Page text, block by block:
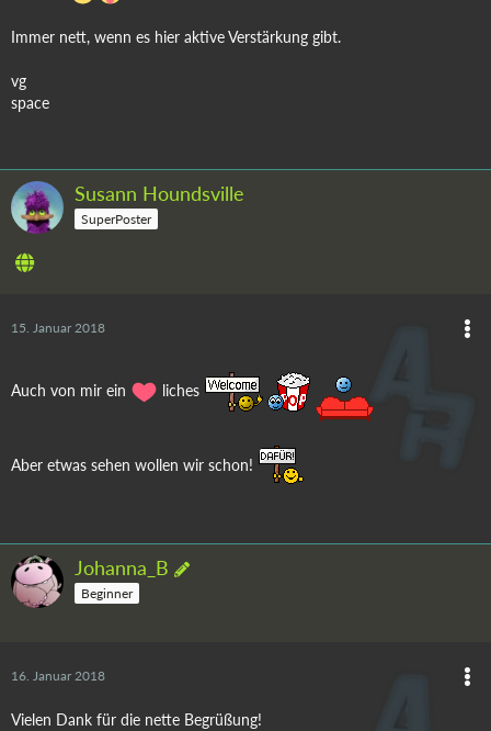
Immer nett, wenn es hier aktive Verstärkung gibt.
vg
space
Susann Houndsville
SuperPoster
15. Januar 2018
Auch von mir ein liches
Aber etwas sehen wollen wir schon!
Johanna_B
Beginner
16. Januar 2018
Vielen Dank für die nette Begrüßung!